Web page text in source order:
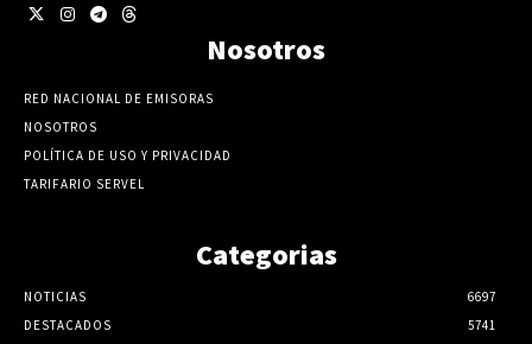
Nosotros
RED NACIONAL DE EMISORAS
NOSOTROS
POLÍTICA DE USO Y PRIVACIDAD
TARIFARIO SERVEL
Categorias
NOTICIAS
6697
DESTACADOS
5741